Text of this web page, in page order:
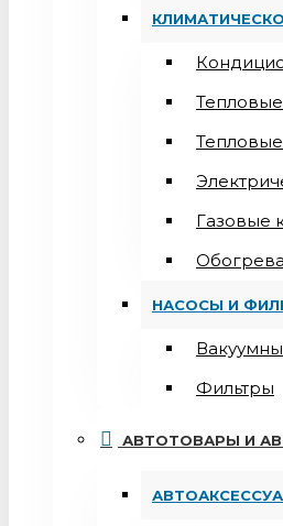
Газовые
НАСОСЫ И
Фильтры
АВТОТОВАРЫ И